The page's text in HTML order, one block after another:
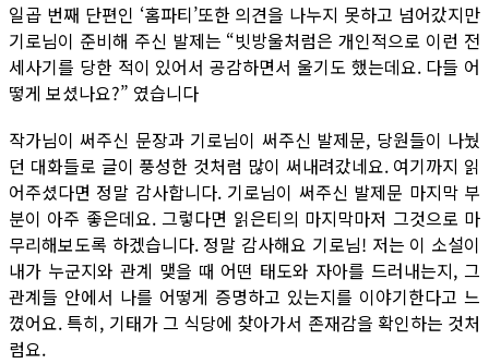
일곱 번째 단편인 ‘홈파티’또한 의견을 나누지 못하고 넘어갔지만
기로님이 준비해 주신 발제는 “빗방울처럼은 개인적으로 이런 전
세사기를 당한 적이 있어서 공감하면서 울기도 했는데요. 다들 어
떻게 보셨나요?” 였습니다
작가님이 써주신 문장과 기로님이 써주신 발제문, 당원들이 나눴
던 대화들로 글이 풍성한 것처럼 많이 써내려갔네요. 여기까지 읽
어주셨다면 정말 감사합니다. 기로님이 써주신 발제문 마지막 부
분이 아주 좋은데요. 그렇다면 읽은티의 마지막마저 그것으로 마
무리해보도록 하겠습니다. 정말 감사해요 기로님! 저는 이 소설이
내가 누군지와 관계 맺을 때 어떤 태도와 자아를 드러내는지, 그
관계들 안에서 나를 어떻게 증명하고 있는지를 이야기한다고 느
꼈어요. 특히, 기태가 그 식당에 찾아가서 존재감을 확인하는 것처
럼요.